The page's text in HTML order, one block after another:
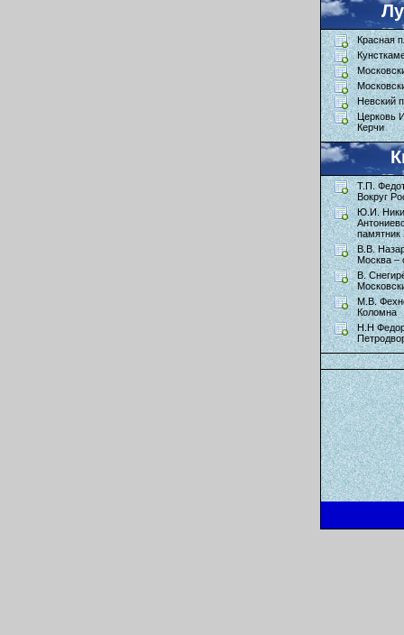
Красная
Невский
Церковь
Керчи
Т.П.
Вокруг
Ю.И.
памятник
В.В.
Москва –
В.
М.В.
Коломна
Н.Н